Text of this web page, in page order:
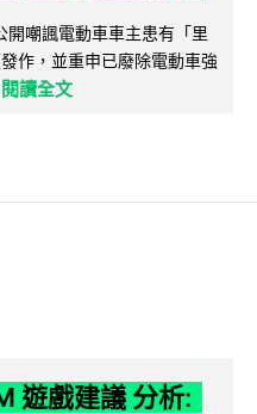
嘲諷電動車車主患有「里
作，並重申已廢除電動車強
閱讀全文
遊戲建議 分析: